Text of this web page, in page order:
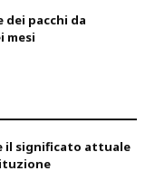
dei pacchi da
mesi
il significato attuale